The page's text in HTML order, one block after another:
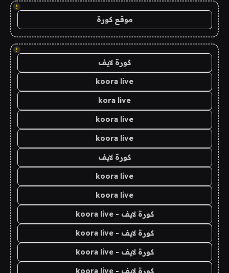
!
موقع كورة
!
كورة لايف
koora live
kora live
koora live
koora live
كورة لايف
koora live
koora live
كورة لايف - koora live
كورة لايف - koora live
كورة لايف - koora live
كورة لايف - koora live